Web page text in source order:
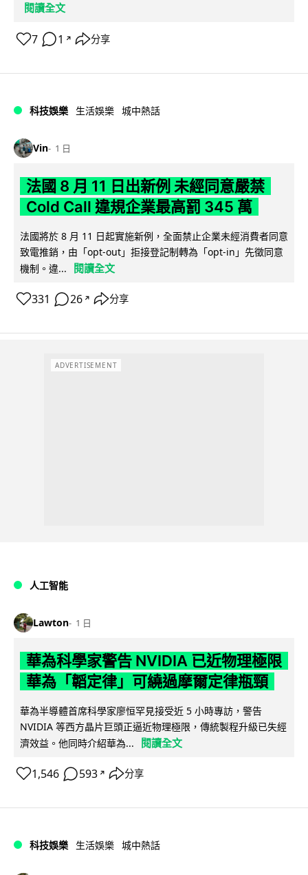
閱讀全文
7 1 ↗ 分享
科技娛樂 生活娛樂 城中熱話
Vin 1 日
法國 8 月 11 日出新例 未經同意嚴禁
Cold Call 違規企業最高罰 345 萬
法國將於 8 月 11 日起實施新例，全面禁止企業未經消費者同意
致電推銷，由「opt-out」拒接登記制轉為「opt-in」先徵同意
機制。違...
閱讀全文
331 26 ↗ 分享
ADVERTISEMENT
人工智能
Lawton 1 日
華為科學家警告 NVIDIA 已近物理極限
華為「韜定律」可繞過摩爾定律瓶頸
華為半導體首席科學家廖恒罕見接受近 5 小時專訪，警告
NVIDIA 等西方晶片巨頭正逼近物理極限，傳統製程升級已失經
濟效益。他同時介紹華為...
閱讀全文
1,546 593 ↗ 分享
科技娛樂 生活娛樂 城中熱話